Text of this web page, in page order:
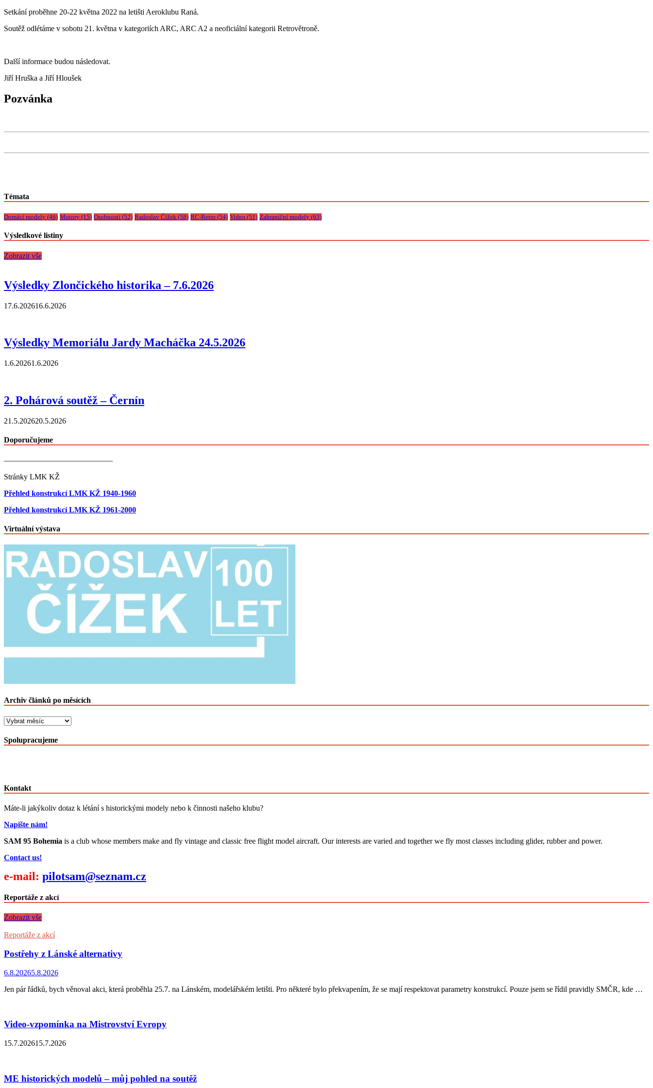
Setkání proběhne 20-22 května 2022 na letišti Aeroklubu Raná.
Soutěž odlétáme v sobotu 21. května v kategoriích ARC, ARC A2 a neoficiální kategorii Retrovětroně.
Další informace budou následovat.
Jiří Hruška a Jiří Hloušek
Pozvánka
Témata
Domácí modely (46) Motory (15) Osobnosti (52) Radoslav Čížek (58) RC-Retro (54) Video (51) Zahraniční modely (63)
Výsledkové listiny
Zobrazit vše
Výsledky Zlončického historika – 7.6.2026
17.6.202616.6.2026
Výsledky Memoriálu Jardy Macháčka 24.5.2026
1.6.20261.6.2026
2. Pohárová soutěž – Černín
21.5.202620.5.2026
Doporučujeme
——————————————
Stránky LMK KŽ
Přehled konstrukcí LMK KŽ 1940-1960
Přehled konstrukcí LMK KŽ 1961-2000
Virtuální výstava
Archiv článků po měsících
Archiv
po
měsících
Spolupracujeme
Kontakt
Máte-li jakýkoliv dotaz k létání s historickými modely nebo k činnosti našeho klubu?
Napište nám!
SAM 95 Bohemia is a club whose members make and fly vintage and classic free flight model aircraft. Our interests are varied and together we fly most classes including glider, rubber and power.
Contact us!
e-mail: pilotsam@seznam.cz
Reportáže z akcí
Zobrazit vše
Reportáže z akcí
Postřehy z Lánské alternativy
6.8.20265.8.2026
Jen pár řádků, bych věnoval akci, která proběhla 25.7. na Lánském, modelářském letišti. Pro některé bylo překvapením, že se mají respektovat parametry konstrukcí. Pouze jsem se řídil pravidly SMČR, kde …
Video-vzpomínka na Mistrovství Evropy
15.7.202615.7.2026
ME historických modelů – můj pohled na soutěž